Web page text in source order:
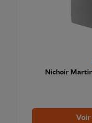
Nichoir
Voir